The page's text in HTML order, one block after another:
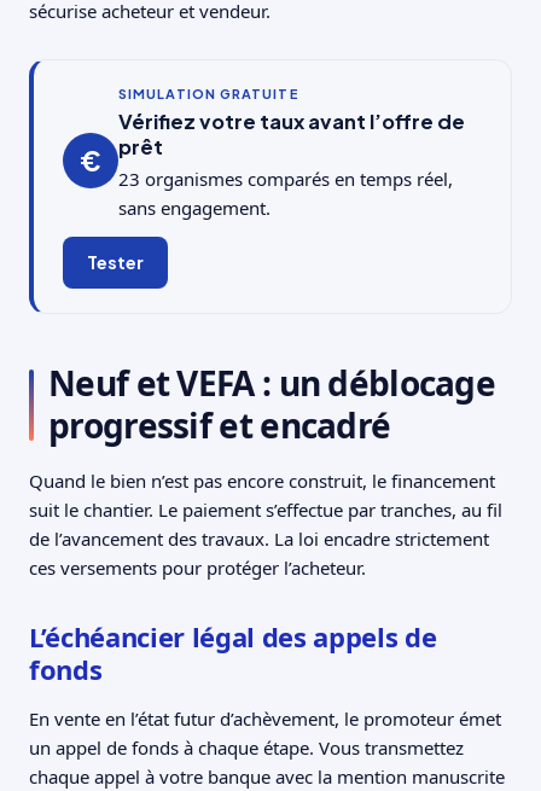
sécurise acheteur et vendeur.
€
SIMULATION GRATUITE
Vérifiez votre taux avant l’offre de
prêt
23 organismes comparés en temps réel,
sans engagement.
Tester
Neuf et VEFA : un déblocage
progressif et encadré
Quand le bien n’est pas encore construit, le financement
suit le chantier. Le paiement s’effectue par tranches, au fil
de l’avancement des travaux. La loi encadre strictement
ces versements pour protéger l’acheteur.
L’échéancier légal des appels de
fonds
En vente en l’état futur d’achèvement, le promoteur émet
un appel de fonds à chaque étape. Vous transmettez
chaque appel à votre banque avec la mention manuscrite